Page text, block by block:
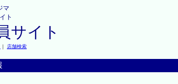
マ
ト
サイト
｜ 店舗検索